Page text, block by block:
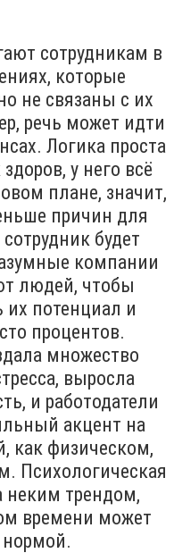
сотрудникам в
которые
не связаны с их
речь может идти
Логика проста
у него всё
плане, значит,
причин для
будет
компании
людей, чтобы
их потенциал и
процентов.
множество
выросла
и работодатели
акцент на
как физическом,
Психологическая
неким трендом,
времени может
нормой.